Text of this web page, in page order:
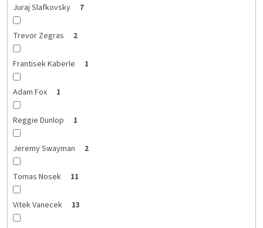
Juraj Slafkovsky 7
Trevor Zegras 2
Frantisek Kaberle 1
Adam Fox 1
Reggie Dunlop 1
Jeremy Swayman 2
Tomas Nosek 11
Vitek Vanecek 13